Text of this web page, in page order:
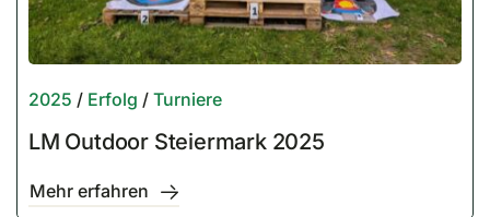
2025 / Erfolg / Turniere
LM Outdoor Steiermark 2025
Mehr erfahren